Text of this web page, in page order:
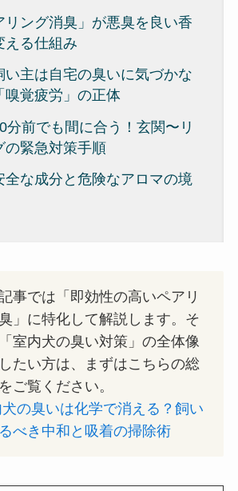
リング消臭」が悪臭を良い香
える仕組み
い主は自宅の臭いに気づかな
嗅覚疲労」の正体
分前でも間に合う！玄関〜リ
の緊急対策手順
全な成分と危険なアロマの境
事では「即効性の高いペアリ
」に特化して解説します。そ
室内犬の臭い対策」の全体像
たい方は、まずはこちらの総
ご覧ください。
の臭いは化学で消える？飼い
べき中和と吸着の掃除術